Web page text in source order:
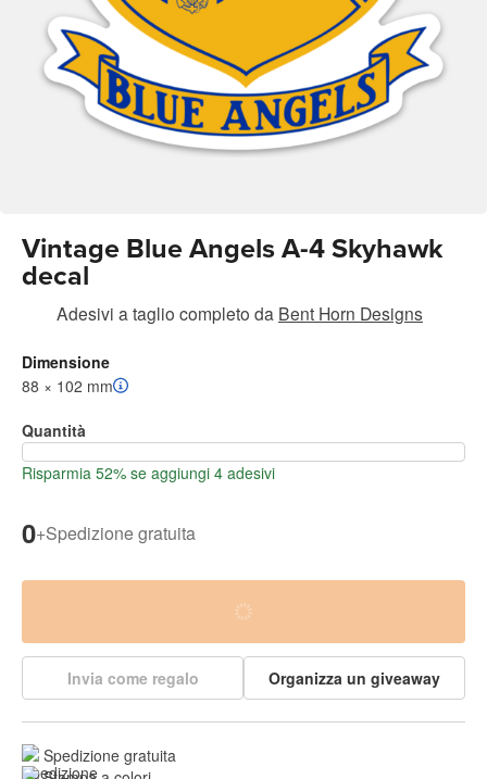
Vintage Blue Angels A-4 Skyhawk
decal
Adesivi a taglio completo da Bent Horn Designs
Dimensione
88 × 102 mm
Quantità
Risparmia 52% se aggiungi 4 adesivi
0+Spedizione gratuita
Invia come regalo Organizza un giveaway
Spedizione gratuita